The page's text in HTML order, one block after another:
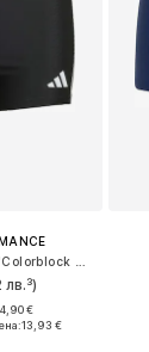
€
13,93 €